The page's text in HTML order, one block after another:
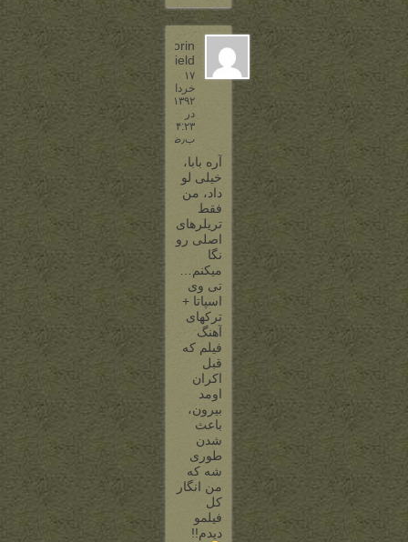
Thorin
Oakenshield
۱۷
خرداد
۱۳۹۲
در
۴:۲۳
ب٫ظ
آره بابا،
خیلی لو
داد، من
فقط
تریلرهای
اصلی رو
نگا
میکنم…
تی وی
اسپاتا +
ترکهای
آهنگ
فیلم که
قبل
اکران
اومد
بیرون،
باعث
شدن
طوری
شه که
من انگار
کل
فیلمو
دیدم!!